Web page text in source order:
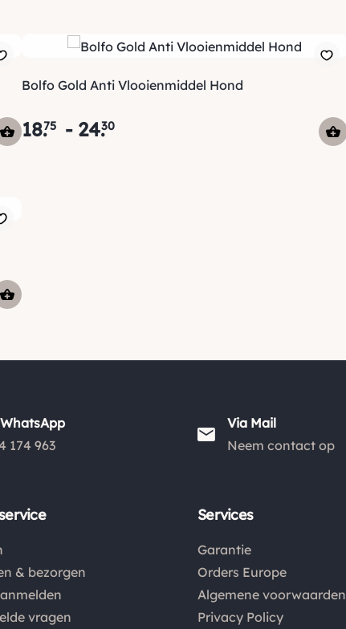
Bolfo Gold Anti Vlooienmiddel Hond
18.
75 - 24.
30
174 963
Via Mail
Neem contact op
& bezorgen
vragen
Services
Garantie
Orders Europe
Algemene voorwaarden
Privacy Policy